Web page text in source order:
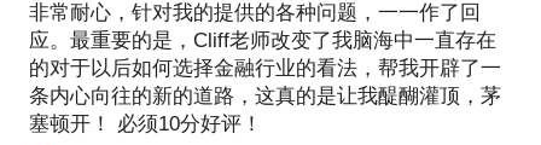
非常耐心，针对我的提供的各种问题，一一作了回
应。最重要的是，Cliff老师改变了我脑海中一直存在
的对于以后如何选择金融行业的看法，帮我开辟了一
条内心向往的新的道路，这真的是让我醍醐灌顶，茅
塞顿开！ 必须10分好评！